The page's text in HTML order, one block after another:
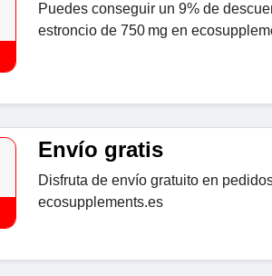
Puedes conseguir un 9% de
estroncio de 750 mg en
Envío gratis
Disfruta de envío gratuito en
ecosupplements.es